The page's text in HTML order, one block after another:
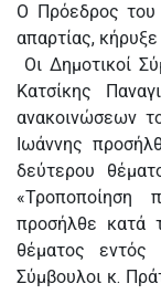
Ο Πρόεδρος του
απαρτίας,
Οι Δημοτικοί
Κατσίκης
ανακοινώσεων
Ιωάννης
δεύτερου
προσήλθε κατά
θέματος εντός
Σύμβουλοι κ.